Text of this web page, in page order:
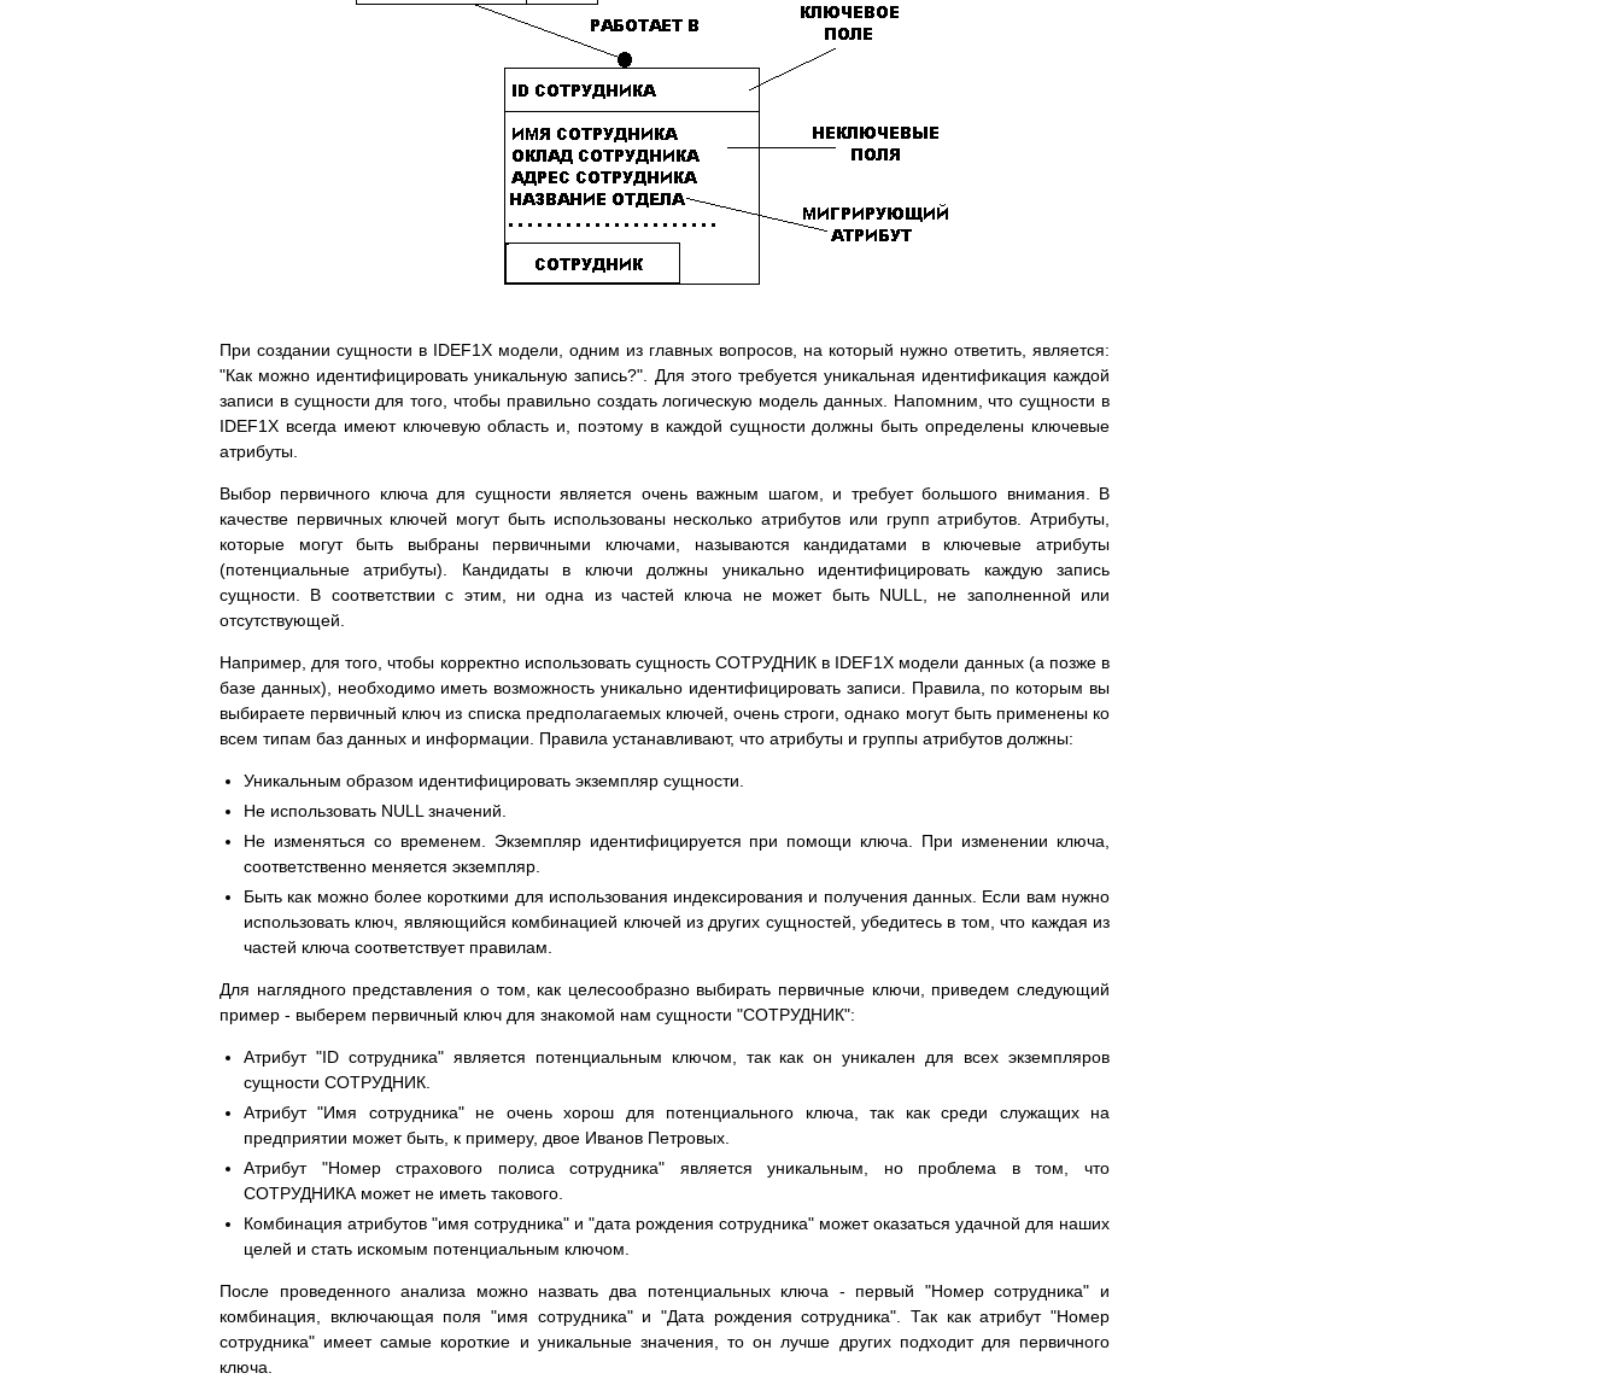
При создании сущности в IDEF1X модели, одним из главных вопросов, на который нужно ответить, является:
"Как можно идентифицировать уникальную запись?". Для этого требуется уникальная идентификация каждой
записи в сущности для того, чтобы правильно создать логическую модель данных. Напомним, что сущности в
IDEF1X всегда имеют ключевую область и, поэтому в каждой сущности должны быть определены ключевые
атрибуты.
Выбор первичного ключа для сущности является очень важным шагом, и требует большого внимания. В
качестве первичных ключей могут быть использованы несколько атрибутов или групп атрибутов. Атрибуты,
которые могут быть выбраны первичными ключами, называются кандидатами в ключевые атрибуты
(потенциальные атрибуты). Кандидаты в ключи должны уникально идентифицировать каждую запись
сущности. В соответствии с этим, ни одна из частей ключа не может быть NULL, не заполненной или
отсутствующей.
Например, для того, чтобы корректно использовать сущность СОТРУДНИК в IDEF1X модели данных (а позже в
базе данных), необходимо иметь возможность уникально идентифицировать записи. Правила, по которым вы
выбираете первичный ключ из списка предполагаемых ключей, очень строги, однако могут быть применены ко
всем типам баз данных и информации. Правила устанавливают, что атрибуты и группы атрибутов должны:
Уникальным образом идентифицировать экземпляр сущности.
Не использовать NULL значений.
Не изменяться со временем. Экземпляр идентифицируется при помощи ключа. При изменении ключа,
соответственно меняется экземпляр.
Быть как можно более короткими для использования индексирования и получения данных. Если вам нужно
использовать ключ, являющийся комбинацией ключей из других сущностей, убедитесь в том, что каждая из
частей ключа соответствует правилам.
Для наглядного представления о том, как целесообразно выбирать первичные ключи, приведем следующий
пример - выберем первичный ключ для знакомой нам сущности "СОТРУДНИК":
Атрибут "ID сотрудника" является потенциальным ключом, так как он уникален для всех экземпляров
сущности СОТРУДНИК.
Атрибут "Имя сотрудника" не очень хорош для потенциального ключа, так как среди служащих на
предприятии может быть, к примеру, двое Иванов Петровых.
Атрибут "Номер страхового полиса сотрудника" является уникальным, но проблема в том, что
СОТРУДНИКА может не иметь такового.
Комбинация атрибутов "имя сотрудника" и "дата рождения сотрудника" может оказаться удачной для наших
целей и стать искомым потенциальным ключом.
После проведенного анализа можно назвать два потенциальных ключа - первый "Номер сотрудника" и
комбинация, включающая поля "имя сотрудника" и "Дата рождения сотрудника". Так как атрибут "Номер
сотрудника" имеет самые короткие и уникальные значения, то он лучше других подходит для первичного
ключа.